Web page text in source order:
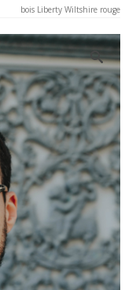
bois Liberty Wiltshire rouge